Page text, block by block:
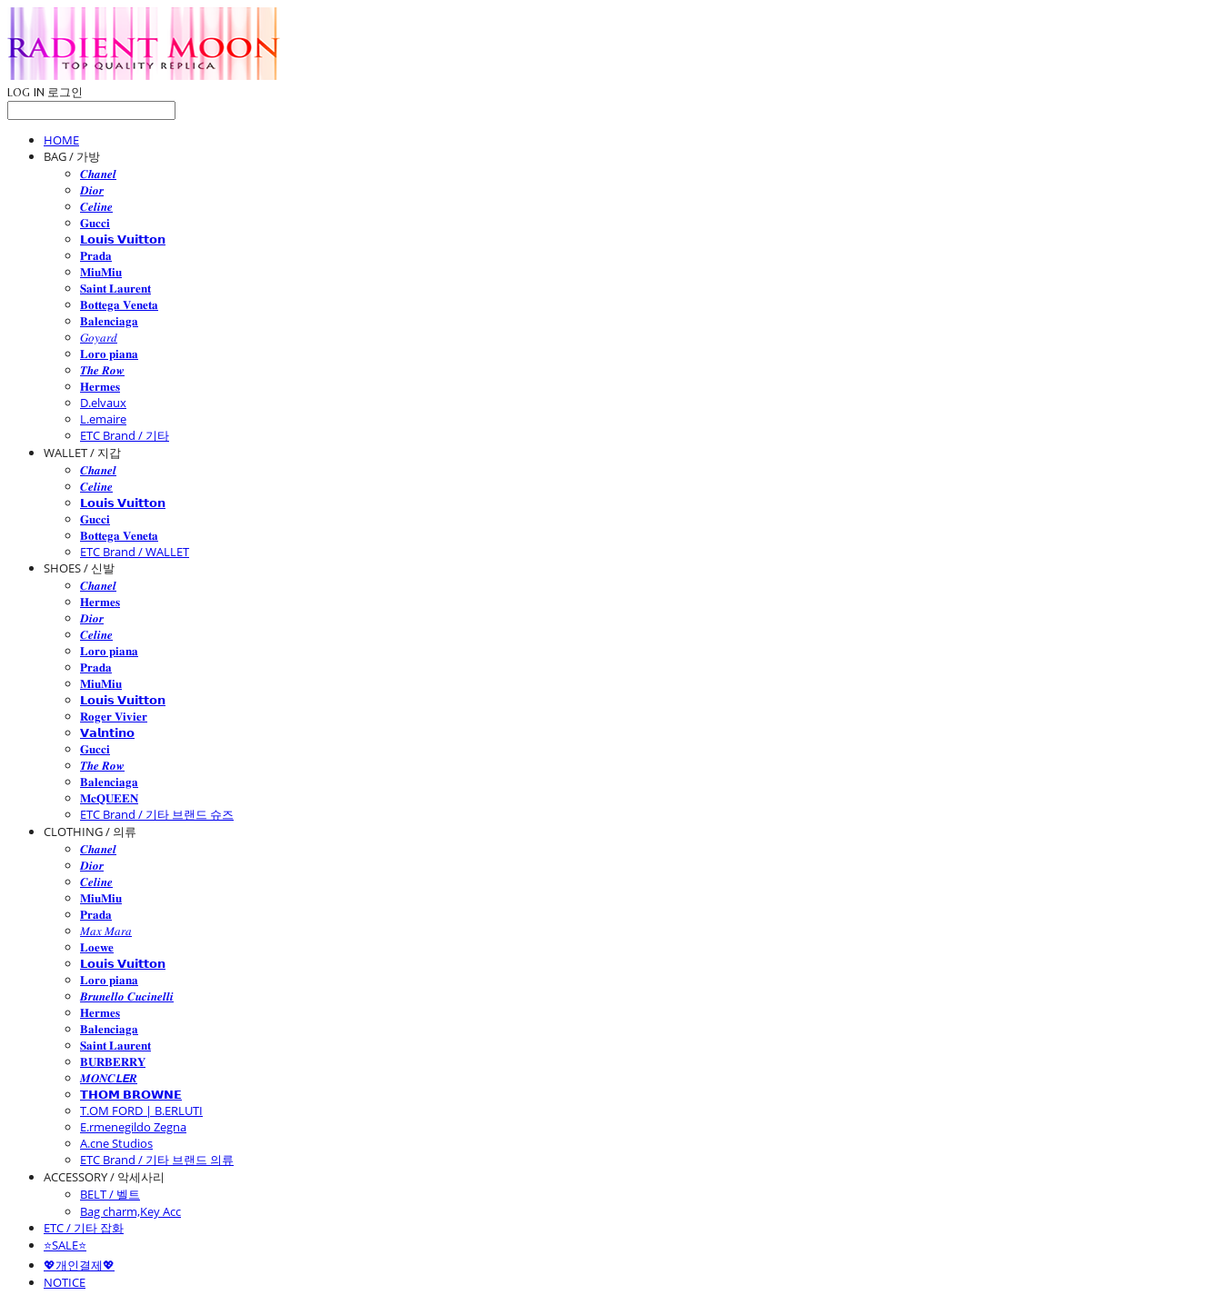
LOG IN 로그인
HOME
BAG / 가방
𝑪𝒉𝒂𝒏𝒆𝒍
𝑫𝒊𝒐𝒓
𝑪𝒆𝒍𝒊𝒏𝒆
𝐆𝐮𝐜𝐜𝐢
𝗟𝗼𝘂𝗶𝘀 𝗩𝘂𝗶𝘁𝘁𝗼𝗻
𝐏𝐫𝐚𝐝𝐚
𝐌𝐢𝐮𝐌𝐢𝐮
𝐒𝐚𝐢𝐧𝐭 𝐋𝐚𝐮𝐫𝐞𝐧𝐭
𝐁𝐨𝐭𝐭𝐞𝐠𝐚 𝐕𝐞𝐧𝐞𝐭𝐚
𝐁𝐚𝐥𝐞𝐧𝐜𝐢𝐚𝐠𝐚
𝐺𝑜𝑦𝑎𝑟𝑑
𝐋𝐨𝐫𝐨 𝐩𝐢𝐚𝐧𝐚
𝑻𝒉𝒆 𝑹𝒐𝒘
𝐇𝐞𝐫𝐦𝐞𝐬
D.elvaux
L.emaire
ETC Brand / 기타
WALLET / 지갑
𝑪𝒉𝒂𝒏𝒆𝒍
𝑪𝒆𝒍𝒊𝒏𝒆
𝗟𝗼𝘂𝗶𝘀 𝗩𝘂𝗶𝘁𝘁𝗼𝗻
𝐆𝐮𝐜𝐜𝐢
𝐁𝐨𝐭𝐭𝐞𝐠𝐚 𝐕𝐞𝐧𝐞𝐭𝐚
ETC Brand / WALLET
SHOES / 신발
𝑪𝒉𝒂𝒏𝒆𝒍
𝐇𝐞𝐫𝐦𝐞𝐬
𝑫𝒊𝒐𝒓
𝑪𝒆𝒍𝒊𝒏𝒆
𝐋𝐨𝐫𝐨 𝐩𝐢𝐚𝐧𝐚
𝐏𝐫𝐚𝐝𝐚
𝐌𝐢𝐮𝐌𝐢𝐮
𝗟𝗼𝘂𝗶𝘀 𝗩𝘂𝗶𝘁𝘁𝗼𝗻
𝐑𝐨𝐠𝐞𝐫 𝐕𝐢𝐯𝐢𝐞𝐫
𝗩𝗮𝗹𝗻𝘁𝗶𝗻𝗼
𝐆𝐮𝐜𝐜𝐢
𝑻𝒉𝒆 𝑹𝒐𝒘
𝐁𝐚𝐥𝐞𝐧𝐜𝐢𝐚𝐠𝐚
𝐌𝐜𝐐𝐔𝐄𝐄𝐍
ETC Brand / 기타 브랜드 슈즈
CLOTHING / 의류
𝑪𝒉𝒂𝒏𝒆𝒍
𝑫𝒊𝒐𝒓
𝑪𝒆𝒍𝒊𝒏𝒆
𝐌𝐢𝐮𝐌𝐢𝐮
𝐏𝐫𝐚𝐝𝐚
𝑀𝑎𝑥 𝑀𝑎𝑟𝑎
𝐋𝐨𝐞𝐰𝐞
𝗟𝗼𝘂𝗶𝘀 𝗩𝘂𝗶𝘁𝘁𝗼𝗻
𝐋𝐨𝐫𝐨 𝐩𝐢𝐚𝐧𝐚
𝑩𝒓𝒖𝒏𝒆𝒍𝒍𝒐 𝑪𝒖𝒄𝒊𝒏𝒆𝒍𝒍𝒊
𝐇𝐞𝐫𝐦𝐞𝐬
𝐁𝐚𝐥𝐞𝐧𝐜𝐢𝐚𝐠𝐚
𝐒𝐚𝐢𝐧𝐭 𝐋𝐚𝐮𝐫𝐞𝐧𝐭
𝐁𝐔𝐑𝐁𝐄𝐑𝐑𝐘
𝑴𝑶𝑵𝑪𝙇𝙀𝑹
𝗧𝗛𝗢𝗠 𝗕𝗥𝗢𝗪𝗡𝗘
T.OM FORD | B.ERLUTI
E.rmenegildo Zegna
A.cne Studios
ETC Brand / 기타 브랜드 의류
ACCESSORY / 악세사리
BELT / 벨트
Bag charm,Key Acc
ETC / 기타 잡화
⭐SALE⭐
💖개인결제💖
NOTICE